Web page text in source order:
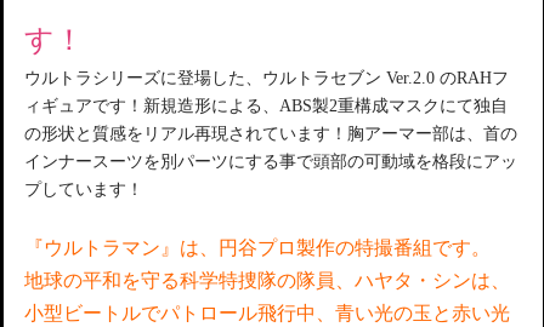
す！
ウルトラシリーズに登場した、ウルトラセブン Ver.2.0 のRAHフ
ィギュアです！新規造形による、ABS製2重構成マスクにて独自
の形状と質感をリアル再現されています！胸アーマー部は、首の
インナースーツを別パーツにする事で頭部の可動域を格段にアッ
プしています！
『ウルトラマン』は、円谷プロ製作の特撮番組です。
地球の平和を守る科学特捜隊の隊員、ハヤタ・シンは、
小型ビートルでパトロール飛行中、青い光の玉と赤い光